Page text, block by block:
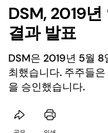
DSM, 2019
결과 발표
DSM은 2019년 5월
최했습니다. 주주들
을 승인했습니다.